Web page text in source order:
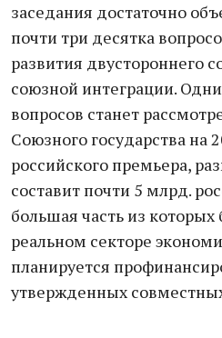
заседания достаточно
почти три десятка
развития двустороннего
союзной интеграции.
вопросов станет
Союзного государства на
российского премьера,
составит почти 5 млрд.
большая часть из которых
реальном секторе
планируется
утвержденных